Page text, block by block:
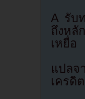
A รับ
ถึงหลั
เหยื่อ
แปล
เครดิ